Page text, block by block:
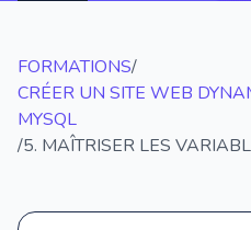
FORMATIONS/
CRÉER UN SITE WEB
MYSQL
/5. MAÎTRISER LES